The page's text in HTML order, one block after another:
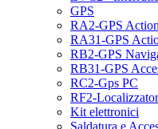
GPS
RA2-GPS
RA31-GPS
RB2-GPS
RB31-GPS
RC2-Gps PC
RF2-
Kit elettronici
Saldatura e